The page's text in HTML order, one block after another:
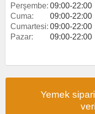
Perşembe: 09:00-22:00
Cuma:
09:00-22:00
Cumartesi: 09:00-22:00
Pazar:
09:00-22:00
Yemek